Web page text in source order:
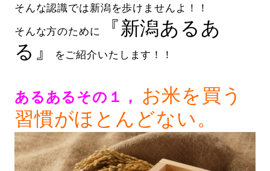
そんな認識では新潟を歩けませんよ！！
そんな方のために
『新潟あるあ
る』
をご紹介いたします！！
あるあるその１，
お米を買う
習慣がほとんどない。